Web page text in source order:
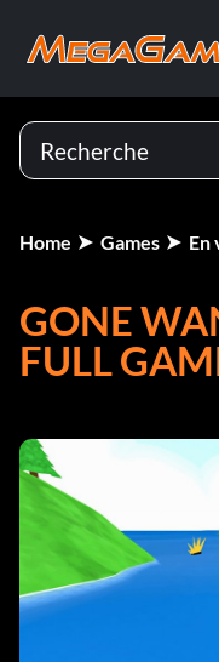
Home Games En
GONE
FULL